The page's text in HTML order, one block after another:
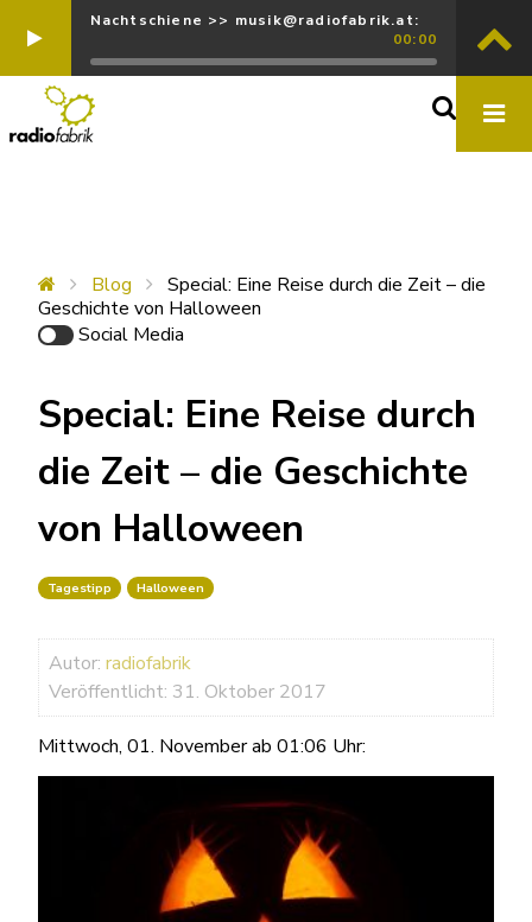
Nachtschiene >> musik@radiofabrik.at:
00:00
Blog
Special: Eine Reise durch die Zeit – die
Geschichte von Halloween
Social Media
Special: Eine Reise durch
die Zeit – die Geschichte
von Halloween
Tagestipp Halloween
Autor: radiofabrik
Veröffentlicht: 31. Oktober 2017
Mittwoch, 01. November ab 01:06 Uhr: